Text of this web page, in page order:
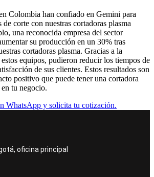
Colombia han confiado en Gemini para
corte con nuestras cortadoras plasma
una reconocida empresa del sector
su producción en un 30% tras
cortadoras plasma. Gracias a la
equipos, pudieron reducir los tiempos de
de sus clientes. Estos resultados son
positivo que puede tener una cortadora
tu negocio.
WhatsApp y solicita tu cotización.
oficina principal